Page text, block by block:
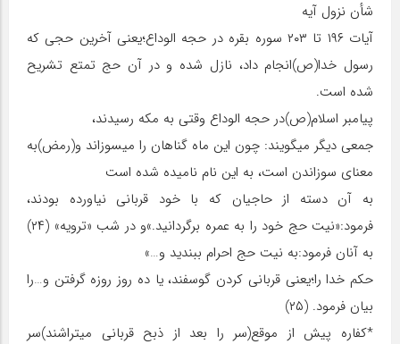
شأن نزول آیه
آیات ۱۹۶ تا ۲۰۳ سوره بقره در حجه الوداع؛یعنی آخرین حجی که
رسول خدا(ص)انجام داد، نازل شده و در آن حج تمتع تشریح
شده است.
پیامبر اسلام(ص)در حجه الوداع وقتی به مکه رسیدند،
جمعی دیگر می‏گویند: چون این ماه گناهان را می‏سوزاند و(رمض)به
معنای سوزاندن است، به این نام نامیده شده است
به آن دسته از حاجیان که با خود قربانی نیاورده بودند،
فرمود:«نیت حج خود را به عمره برگردانید.»و در شب «ترویه» (۲۴)
به آنان فرمود:به نیت حج احرام ببندید و…»
حکم خدا را؛یعنی قربانی کردن گوسفند، یا ده روز روزه گرفتن و…را
بیان فرمود. (۲۵)
*کفاره پیش از موقع(سر را بعد از ذبح قربانی می‏تراشند)سر